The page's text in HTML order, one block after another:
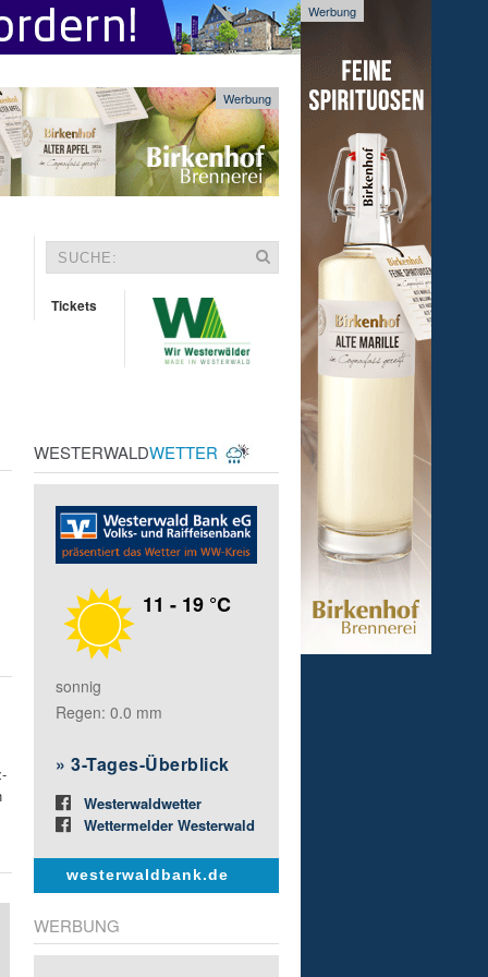
Werbung
Werbung
Tickets
WESTERWALDWETTER
11 - 19 °C
sonnig
Regen: 0.0 mm
» 3-Tages-Überblick
Westerwaldwetter
Wettermelder Westerwald
westerwaldbank.de
WERBUNG